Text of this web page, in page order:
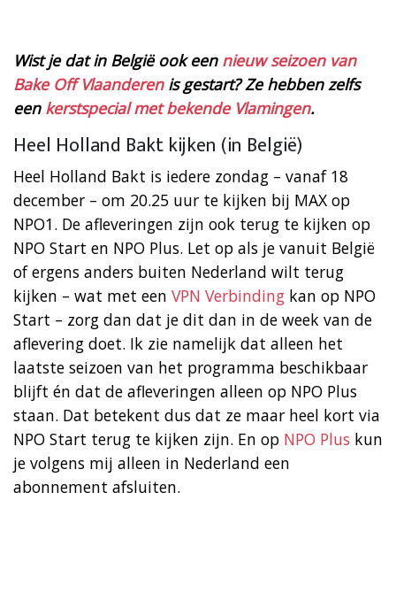
Wist je dat in België ook een nieuw seizoen van
Bake Off Vlaanderenis gestart? Ze hebben zelfs
een kerstspecial met bekende Vlamingen.
Heel Holland Bakt kijken (in België)
Heel Holland Bakt is iedere zondag – vanaf 18
december – om 20.25 uur te kijken bij MAX op
NPO1. De afleveringen zijn ook terug te kijken op
NPO Start en NPO Plus. Let op als je vanuit België
of ergens anders buiten Nederland wilt terug
kijken – wat met een VPN Verbinding kan op NPO
Start – zorg dan dat je dit dan in de week van de
aflevering doet. Ik zie namelijk dat alleen het
laatste seizoen van het programma beschikbaar
blijft én dat de afleveringen alleen op NPO Plus
staan. Dat betekent dus dat ze maar heel kort via
NPO Start terug te kijken zijn. En op NPO Plus kun
je volgens mij alleen in Nederland een
abonnement afsluiten.